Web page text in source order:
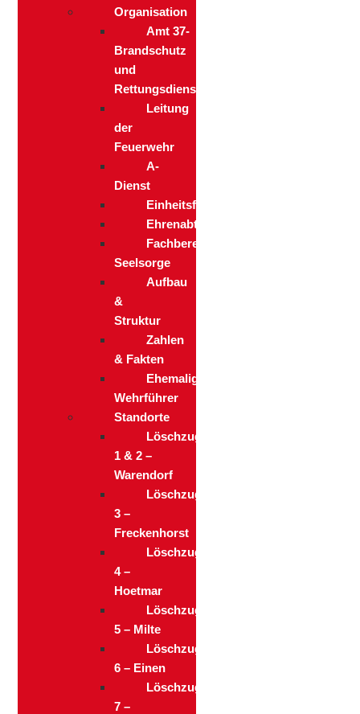
Organisation
Amt 37-
Brandschutz
und
Rettungsdienst
Leitung
der
Feuerwehr
A-
Dienst
Einheitsführung
Ehrenabteilung
Fachbereich
Seelsorge
Aufbau
&
Struktur
Zahlen
& Fakten
Ehemalige
Wehrführer
Standorte
Löschzug
1 & 2 –
Warendorf
Löschzug
3 –
Freckenhorst
Löschzug
4 –
Hoetmar
Löschzug
5 – Milte
Löschzug
6 – Einen
Löschzug
7 –